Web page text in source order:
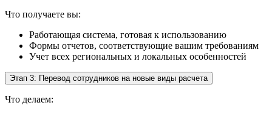
Что получаете вы:
Работающая система, готовая к использованию
Формы отчетов, соответствующие вашим требованиям
Учет всех региональных и локальных особенностей
Этап 3: Перевод сотрудников на новые виды расчета
Что делаем: